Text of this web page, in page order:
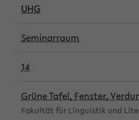
UHG
Seminarraum
14
Grüne Tafel, Fenster,
Fakultät für Linguistik und